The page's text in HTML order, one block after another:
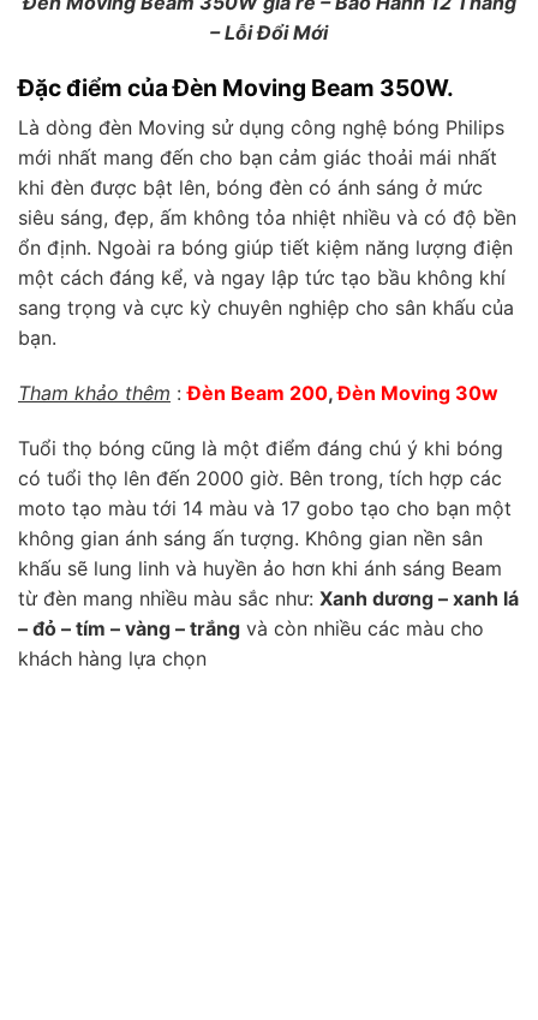
– Lỗi Đổi Mới
Đặc điểm của Đèn Moving Beam 350W.
Là dòng đèn Moving sử dụng công nghệ bóng Philips
mới nhất mang đến cho bạn cảm giác thoải mái nhất
khi đèn được bật lên, bóng đèn có ánh sáng ở mức
siêu sáng, đẹp, ấm không tỏa nhiệt nhiều và có độ bền
ổn định. Ngoài ra bóng giúp tiết kiệm năng lượng điện
một cách đáng kể, và ngay lập tức tạo bầu không khí
sang trọng và cực kỳ chuyên nghiệp cho sân khấu của
bạn.
Tham khảo thêm :Đèn Beam 200,Đèn Moving 30w
Tuổi thọ bóng cũng là một điểm đáng chú ý khi bóng
có tuổi thọ lên đến 2000 giờ. Bên trong, tích hợp các
moto tạo màu tới 14 màu và 17 gobo tạo cho bạn một
không gian ánh sáng ấn tượng. Không gian nền sân
khấu sẽ lung linh và huyền ảo hơn khi ánh sáng Beam
từ đèn mang nhiều màu sắc như: Xanh dương – xanh lá
– đỏ – tím – vàng – trắng và còn nhiều các màu cho
khách hàng lựa chọn